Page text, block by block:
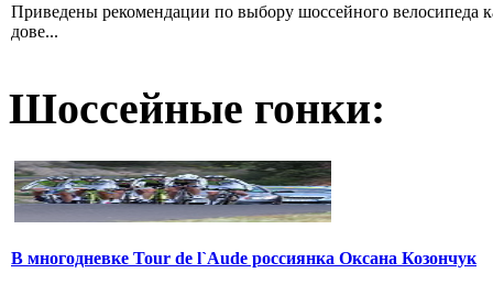
Приведены рекомендации по выбору шоссейного велосипеда
дове...
Шоссейные гонки:
В многодневке Tour de l`Aude россиянка Оксана Козончук